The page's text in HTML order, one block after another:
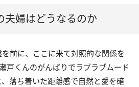
夫婦はどうなるのか
前に、ここに来て対照的な関係を
戸くんのがんばりでラブラブムード
落ち着いた距離感で自然と愛を確